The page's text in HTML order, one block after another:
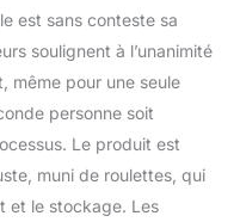
une plus grande
de l'air
que vous
ou vous
L'auvent
sans
assemblage
est sans conteste sa
soulignent à l’unanimité
même pour une seule
personne soit
Le produit est
muni de roulettes, qui
et le stockage. Les